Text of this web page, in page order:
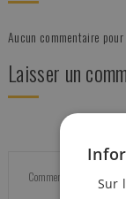
Aucun commentaire
Laisser un
Sur